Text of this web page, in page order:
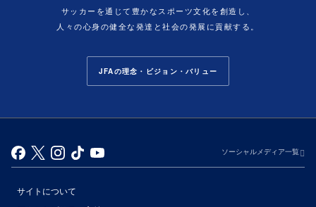
サッカーを通じて豊かなスポーツ文化を創造し、
人々の心身の健全な発達と社会の発展に貢献する。
JFAの理念・ビジョン・バリュー
ソーシャルメディア一覧
サイトについて